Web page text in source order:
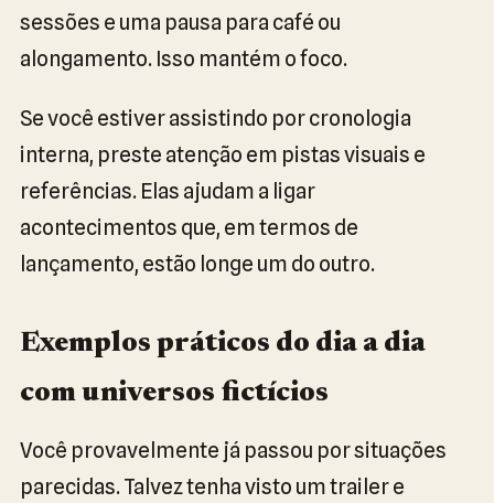
sessões e uma pausa para café ou
alongamento. Isso mantém o foco.
Se você estiver assistindo por cronologia
interna, preste atenção em pistas visuais e
referências. Elas ajudam a ligar
acontecimentos que, em termos de
lançamento, estão longe um do outro.
Exemplos práticos do dia a dia
com universos fictícios
Você provavelmente já passou por situações
parecidas. Talvez tenha visto um trailer e